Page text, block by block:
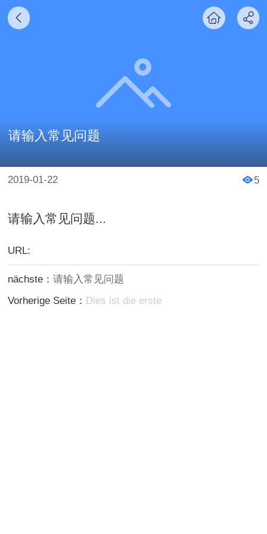
请输入常见问题
2019-01-22 5
请输入常见问题...
URL:
nächste： 请输入常见问题
Vorherige Seite： Dies ist die erste